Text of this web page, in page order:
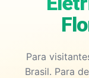
Para
Brasil. Para